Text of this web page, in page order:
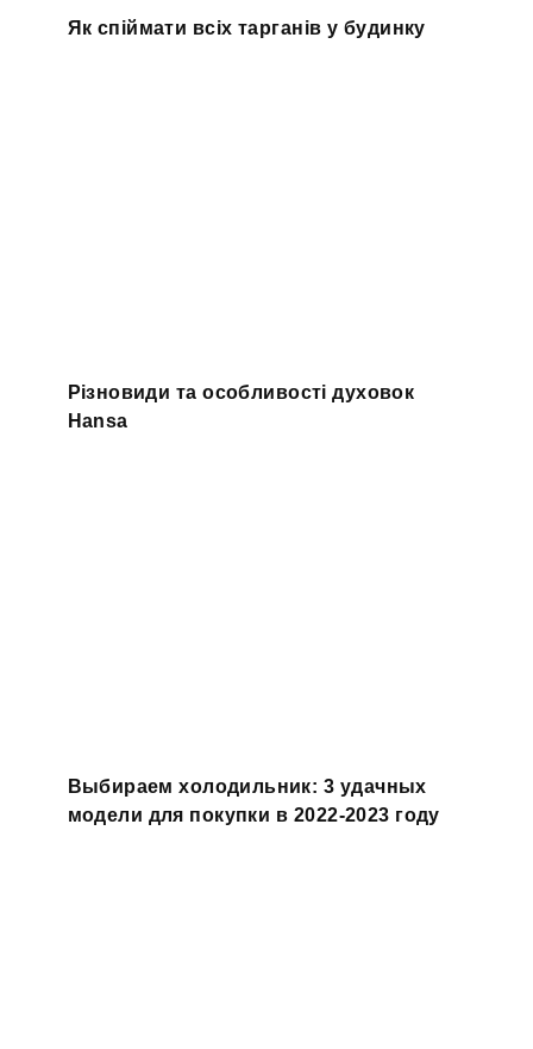
Як спіймати всіх тарганів у будинку
Різновиди та особливості духовок
Hansa
Выбираем холодильник: 3 удачных
модели для покупки в 2022-2023 году